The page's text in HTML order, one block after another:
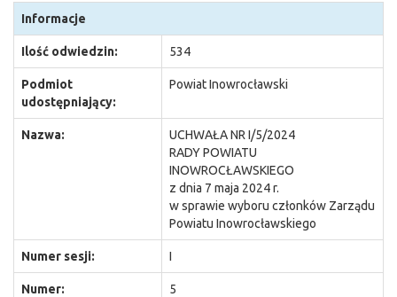
Informacje
Ilość odwiedzin: 534
Podmiot
udostępniający:
Powiat Inowrocławski
Nazwa:
UCHWAŁA NR I/5/2024
RADY POWIATU
INOWROCŁAWSKIEGO
z dnia 7 maja 2024 r.
w sprawie wyboru członków Zarządu
Powiatu Inowrocławskiego
Numer sesji: I
Numer: 5